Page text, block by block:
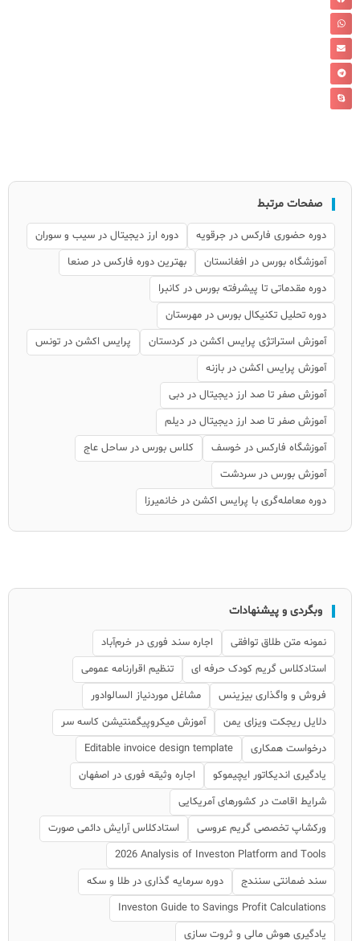
صفحات مرتبط
دوره حضوری فارکس در جرقویه
دوره ارز دیجیتال در سیب و سوران
آموزشگاه بورس در افغانستان
بهترین دوره فارکس در صنعا
دوره مقدماتی تا پیشرفته بورس در کانبرا
دوره تحلیل تکنیکال بورس در مهرستان
آموزش استراتژی پرایس اکشن در کردستان
پرایس اکشن در تونس
آموزش پرایس اکشن در بازنه
آموزش صفر تا صد ارز دیجیتال در دبی
آموزش صفر تا صد ارز دیجیتال در دیلم
آموزشگاه فارکس در خوسف
کلاس بورس در ساحل عاج
آموزش بورس در سردشت
دوره معامله‌گری با پرایس اکشن در خانمیرزا
وبگردی و پیشنهادات
نمونه متن طلاق توافقی
اجاره سند فوری در خرم‌آباد
استادکلاس گریم کودک حرفه ای
تنظیم اقرارنامه عمومی
فروش و واگذاری بیزینس
مشاغل موردنیاز السالوادور
دلایل ریجکت ویزای یمن
آموزش میکروپیگمنتیشن کاسه سر
درخواست همکاری
Editable invoice design template
یادگیری اندیکاتور ایچیموکو
اجاره وثیقه فوری در اصفهان
شرایط اقامت در کشورهای آمریکایی
ورکشاپ تخصصی گریم عروسی
استادکلاس آرایش دائمی صورت
2026 Analysis of Investon Platform and Tools
سند ضمانتی سنندج
دوره سرمایه گذاری در طلا و سکه
Investon Guide to Savings Profit Calculations
یادگیری هوش مالی و ثروت سازی